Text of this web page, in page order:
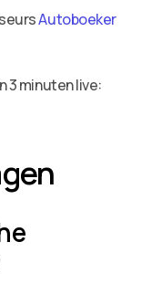
Autoboeker
3 minuten live: